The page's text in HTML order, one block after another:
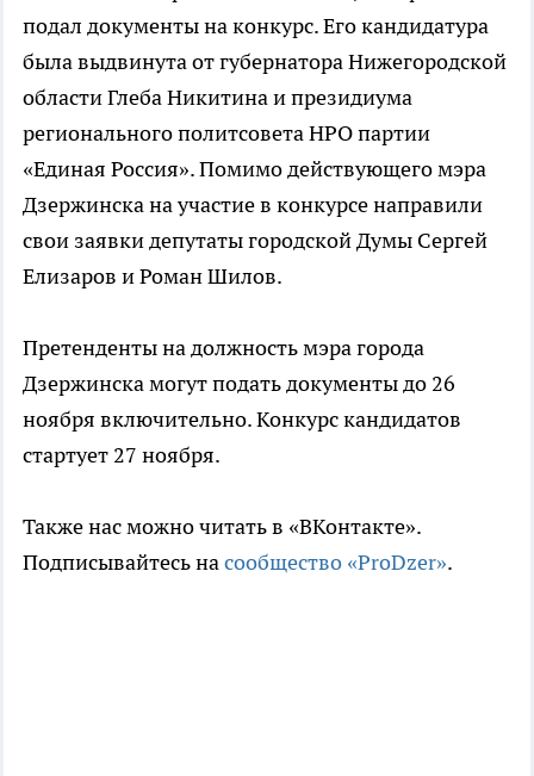
подал документы на конкурс. Его кандидатура
была выдвинута от губернатора Нижегородской
области Глеба Никитина и президиума
регионального политсовета НРО партии
«Единая Россия». Помимо действующего мэра
Дзержинска на участие в конкурсе направили
свои заявки депутаты городской Думы Сергей
Елизаров и Роман Шилов.
Претенденты на должность мэра города
Дзержинска могут подать документы до 26
ноября включительно. Конкурс кандидатов
стартует 27 ноября.
Также нас можно читать в «ВКонтакте».
Подписывайтесь насообщество «ProDzer».